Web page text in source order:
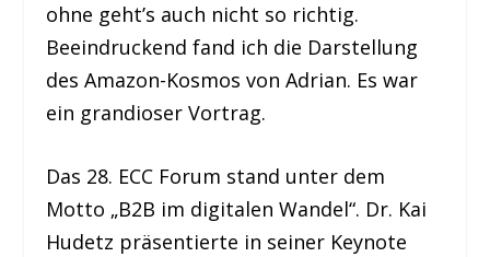
ohne geht’s auch nicht so richtig.
Beeindruckend fand ich die Darstellung
des Amazon-Kosmos von Adrian. Es war
ein grandioser Vortrag.
Das 28. ECC Forum stand unter dem
Motto „B2B im digitalen Wandel“. Dr. Kai
Hudetz präsentierte in seiner Keynote